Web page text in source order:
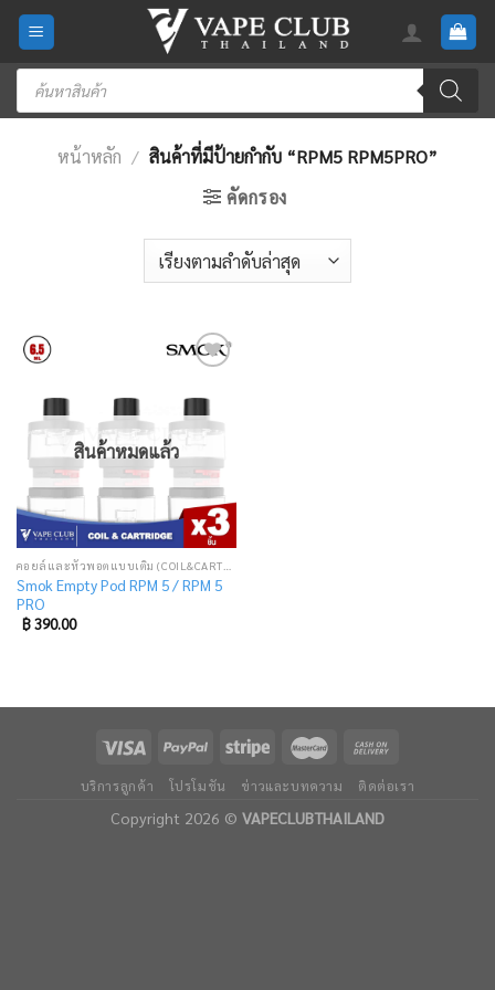
Skip
content
Products
search
หน้าหลัก / สินค้าที่มีป้ายกำกับ “RPM5 RPM5PRO”
คัดกรอง
to
wishlist
สินค้าหมดแล้ว
Smok Empty Pod RPM 5 / RPM 5
PRO
฿390.00
บริการลูกค้า โปรโมชัน ข่าวและบทความ ติดต่อเรา
Copyright 2026 © VAPECLUBTHAILAND